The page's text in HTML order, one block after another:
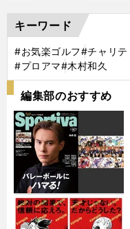
キーワード
#お気楽ゴルフ#チャリテ
#プロアマ#木村和久
編集部のおすすめ